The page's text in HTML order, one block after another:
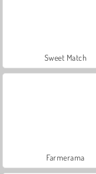
Sweet Match
Farmerama